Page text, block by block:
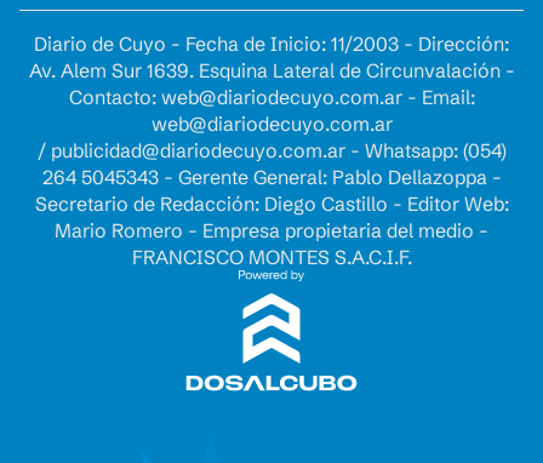
Diario de Cuyo - Fecha de Inicio: 11/2003 - Dirección:
Av. Alem Sur 1639. Esquina Lateral de Circunvalación -
Contacto: web@diariodecuyo.com.ar- Email:
web@diariodecuyo.com.ar
/ publicidad@diariodecuyo.com.ar- Whatsapp: (054)
264 5045343 - Gerente General: Pablo Dellazoppa -
Secretario de Redacción: Diego Castillo - Editor Web:
Mario Romero - Empresa propietaria del medio -
FRANCISCO MONTES S.A.C.I.F.